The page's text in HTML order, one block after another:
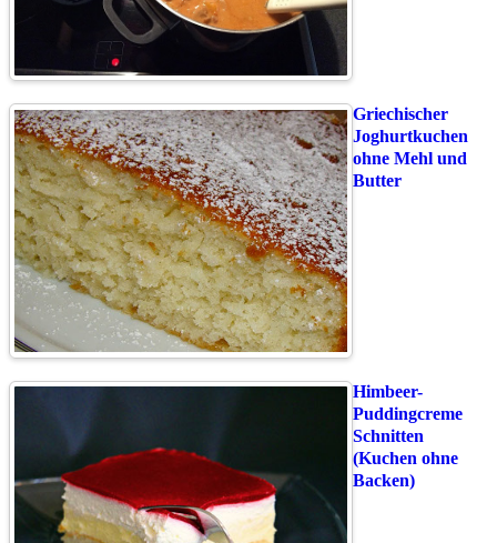
Griechischer
Joghurtkuchen
ohne Mehl und
Butter
Himbeer-
Puddingcreme
Schnitten
(Kuchen ohne
Backen)